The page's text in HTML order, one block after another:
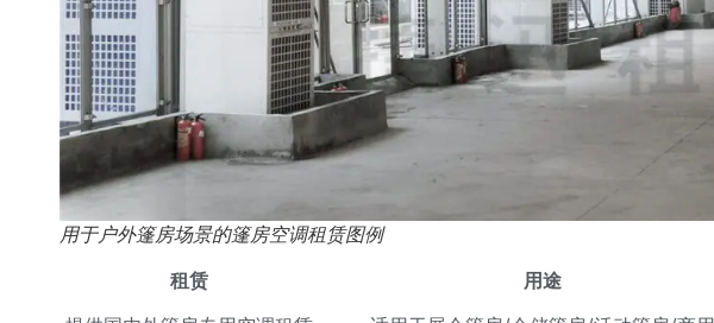
用于户外篷房场景的篷房空调租赁图例
租赁
用途